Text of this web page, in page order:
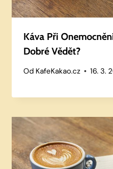
Káva Při
Dobré Vědět?
Od KafeKakao.cz 16. 3.